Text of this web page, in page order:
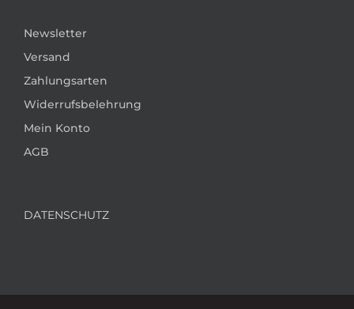
Newsletter
Versand
Zahlungsarten
Widerrufsbelehrung
Mein Konto
AGB
DATENSCHUTZ